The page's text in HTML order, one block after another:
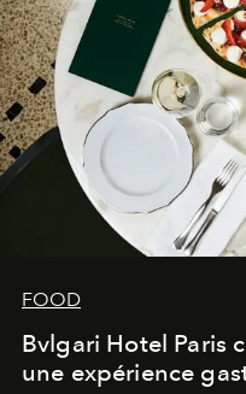
FOOD
Bvlgari Hotel Paris
une expérience